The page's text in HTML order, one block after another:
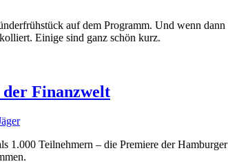
auf dem Programm. Und wenn
Einige sind ganz schön kurz.
der Finanzwelt
1.000 Teilnehmern – die Premiere der